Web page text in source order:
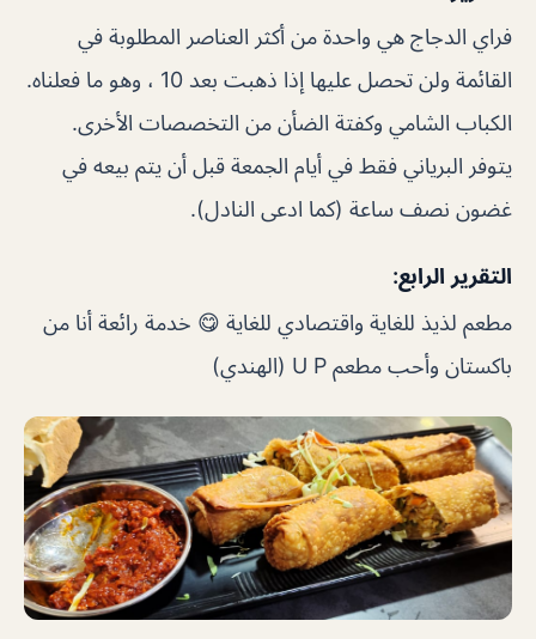
فراي الدجاج هي واحدة من أكثر العناصر المطلوبة في
القائمة ولن تحصل عليها إذا ذهبت بعد 10 ، وهو ما فعلناه.
الكباب الشامي وكفتة الضأن من التخصصات الأخرى.
يتوفر البرياني فقط في أيام الجمعة قبل أن يتم بيعه في
غضون نصف ساعة (كما ادعى النادل).
التقرير الرابع:
مطعم لذيذ للغاية واقتصادي للغاية 😋 خدمة رائعة أنا من
باكستان وأحب مطعم U P (الهندي)